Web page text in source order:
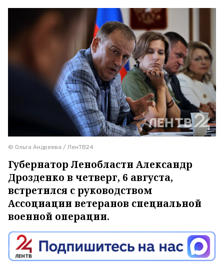
© Ольга Андреева / ЛенТВ24
Губернатор Ленобласти Александр
Дрозденко в четверг, 6 августа,
встретился с руководством
Ассоциации ветеранов специальной
военной операции.